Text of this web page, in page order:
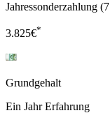
Jahressonderzahlung
3.825€*
Grundgehalt
Ein Jahr Erfahrung